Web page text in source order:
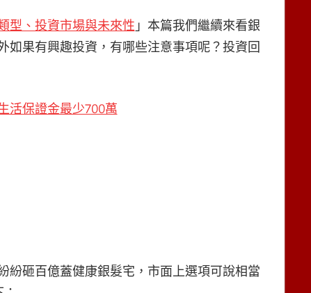
型、投資市場與未來性 」本篇我們繼續來看銀
如果有興趣投資，有哪些注意事項呢？投資回
活保證金最少700萬
紛砸百億蓋健康銀髮宅，市面上選項可說相當